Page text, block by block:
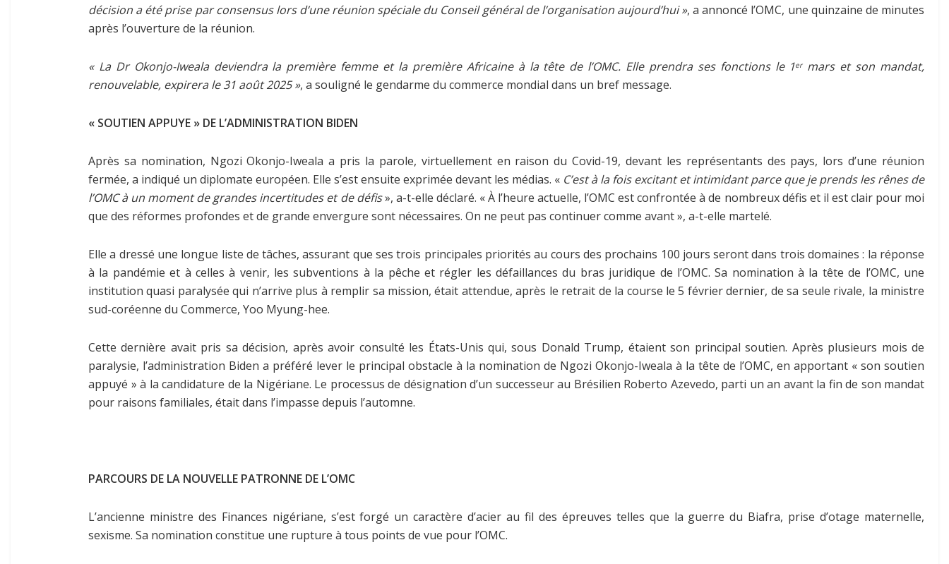
décision a été prise par consensus lors d’une réunion spéciale du Conseil général de l’organisation aujourd’hui », a annoncé l’OMC, une quinzaine de minutes
après l’ouverture de la réunion.
« La Dr Okonjo-Iweala deviendra la première femme et la première Africaine à la tête de l’OMC. Elle prendra ses fonctions le 1ermars et son mandat,
renouvelable, expirera le 31 août 2025 », a souligné le gendarme du commerce mondial dans un bref message.
« SOUTIEN APPUYE » DE L’ADMINISTRATION BIDEN
Après sa nomination, Ngozi Okonjo-Iweala a pris la parole, virtuellement en raison du Covid-19, devant les représentants des pays, lors d’une réunion
fermée, a indiqué un diplomate européen. Elle s’est ensuite exprimée devant les médias. « C’est à la fois excitant et intimidant parce que je prends les rênes de
l’OMC à un moment de grandes incertitudes et de défis», a-t-elle déclaré. « À l’heure actuelle, l’OMC est confrontée à de nombreux défis et il est clair pour moi
que des réformes profondes et de grande envergure sont nécessaires. On ne peut pas continuer comme avant », a-t-elle martelé.
Elle a dressé une longue liste de tâches, assurant que ses trois principales priorités au cours des prochains 100 jours seront dans trois domaines : la réponse
à la pandémie et à celles à venir, les subventions à la pêche et régler les défaillances du bras juridique de l’OMC. Sa nomination à la tête de l’OMC, une
institution quasi paralysée qui n’arrive plus à remplir sa mission, était attendue, après le retrait de la course le 5 février dernier, de sa seule rivale, la ministre
sud-coréenne du Commerce, Yoo Myung-hee.
Cette dernière avait pris sa décision, après avoir consulté les États-Unis qui, sous Donald Trump, étaient son principal soutien. Après plusieurs mois de
paralysie, l’administration Biden a préféré lever le principal obstacle à la nomination de Ngozi Okonjo-Iweala à la tête de l’OMC, en apportant « son soutien
appuyé » à la candidature de la Nigériane. Le processus de désignation d’un successeur au Brésilien Roberto Azevedo, parti un an avant la fin de son mandat
pour raisons familiales, était dans l’impasse depuis l’automne.
PARCOURS DE LA NOUVELLE PATRONNE DE L’OMC
L’ancienne ministre des Finances nigériane, s’est forgé un caractère d’acier au fil des épreuves telles que la guerre du Biafra, prise d’otage maternelle,
sexisme. Sa nomination constitue une rupture à tous points de vue pour l’OMC.